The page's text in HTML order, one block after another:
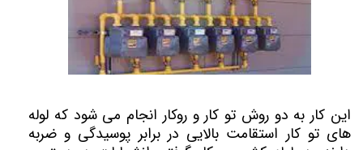
این کار به دو روش تو کار و روکار انجام می شود که لوله
های تو کار استقامت بالایی در برابر پوسیدگی و ضربه